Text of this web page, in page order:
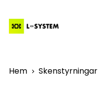
Hem Skenstyrningar